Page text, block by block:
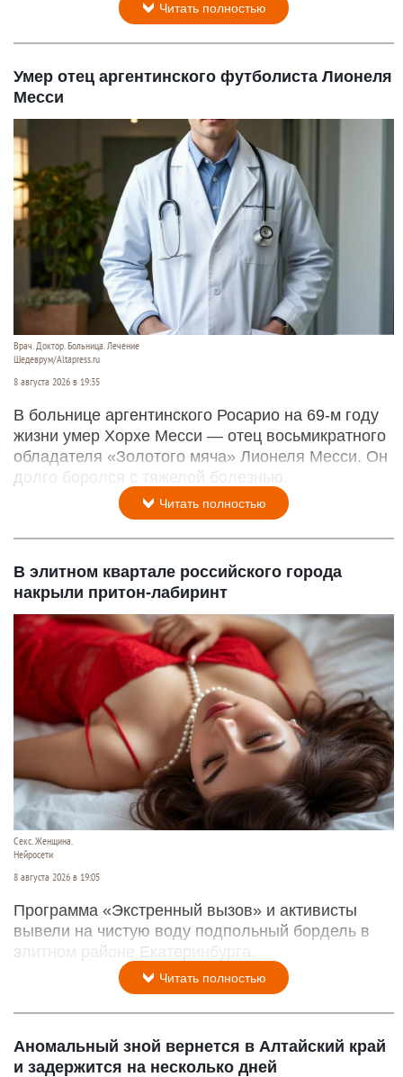
Читать полностью
Умер отец аргентинского футболиста Лионеля
Месси
Врач. Доктор. Больница. Лечение
Шедеврум/Altapress.ru
8 августа 2026 в 19:35
В больнице аргентинского Росарио на 69-м году
жизни умер Хорхе Месси — отец восьмикратного
обладателя «Золотого мяча» Лионеля Месси. Он
долго боролся с тяжелой болезнью.
Читать полностью
В элитном квартале российского города
накрыли притон-лабиринт
Секс. Женщина.
Нейросети
8 августа 2026 в 19:05
Программа «Экстренный вызов» и активисты
вывели на чистую воду подпольный бордель в
элитном районе Екатеринбурга.
Читать полностью
Аномальный зной вернется в Алтайский край
и задержится на несколько дней